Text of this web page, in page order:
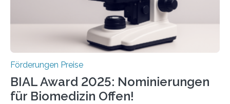
hochrangige wissenschaftliche Publikation zum Thema
Förderungen Preise
BIAL Award 2025: Nominierungen
für Biomedizin Offen!